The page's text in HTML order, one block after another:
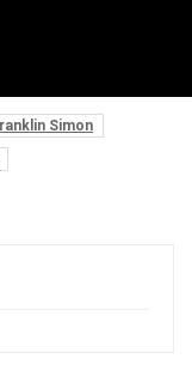
Simon